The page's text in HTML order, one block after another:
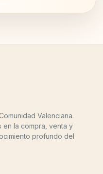
Valenciana.
en la compra, venta y
profundo del